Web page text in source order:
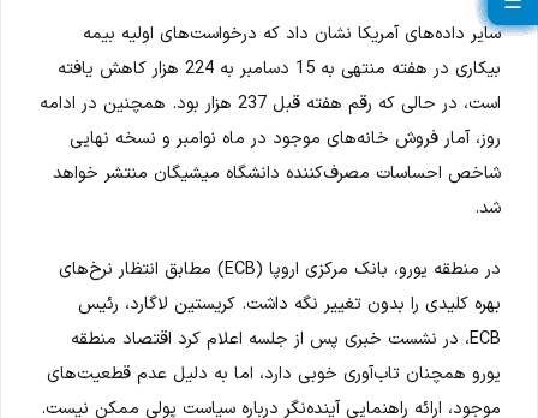
سایر داده‌های آمریکا نشان داد که درخواست‌های اولیه بیمه
بیکاری در هفته منتهی به 15 دسامبر به 224 هزار کاهش یافته
است، در حالی که رقم هفته قبل 237 هزار بود. همچنین در ادامه
روز، آمار فروش خانه‌های موجود در ماه نوامبر و نسخه نهایی
شاخص احساسات مصرف‌کننده دانشگاه میشیگان منتشر خواهد
شد.
در منطقه یورو، بانک مرکزی اروپا (ECB) مطابق انتظار نرخ‌های
بهره کلیدی را بدون تغییر نگه داشت. کریستین لاگارد، رئیس
ECB، در نشست خبری پس از جلسه اعلام کرد اقتصاد منطقه
یورو همچنان تاب‌آوری خوبی دارد، اما به دلیل عدم قطعیت‌های
موجود، ارائه راهنمایی آینده‌نگر درباره سیاست پولی ممکن نیست.